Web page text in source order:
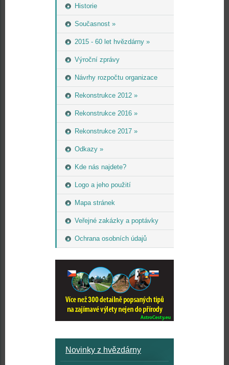
Historie
Současnost »
2015 - 60 let hvězdárny »
Výroční zprávy
Návrhy rozpočtu organizace
Rekonstrukce 2012 »
Rekonstrukce 2016 »
Rekonstrukce 2017 »
Odkazy »
Kde nás najdete?
Logo a jeho použití
Mapa stránek
Veřejné zakázky a poptávky
Ochrana osobních údajů
Novinky z hvězdárny